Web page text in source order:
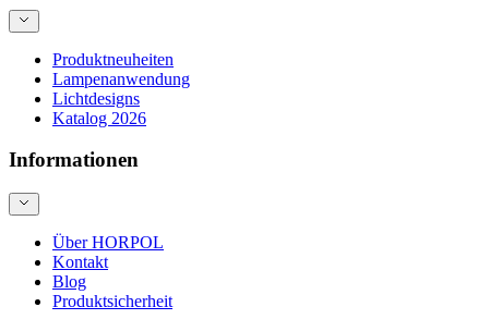
Produktneuheiten
Lampenanwendung
Lichtdesigns
Katalog 2026
Informationen
Über HORPOL
Kontakt
Blog
Produktsicherheit